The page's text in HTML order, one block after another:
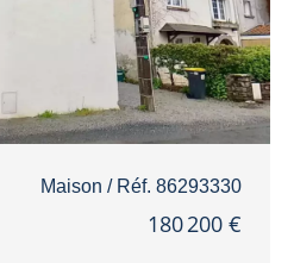
Maison / Réf. 86293330
180 200 €